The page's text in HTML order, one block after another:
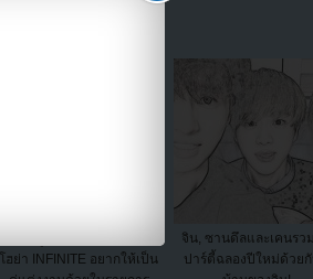
โฮย่า INFINITE อยากให้เป็น
จิน, ซานดึลและเคนรว
ปาร์ตี้ฉลองปีใหม่ด้วย